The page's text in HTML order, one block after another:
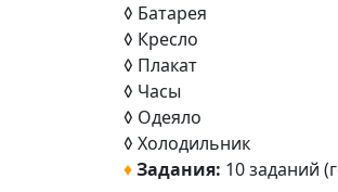
◊ Батарея
◊ Кресло
◊ Плакат
◊ Часы
◊ Одеяло
◊ Холодильник
♦Задания: 10 заданий